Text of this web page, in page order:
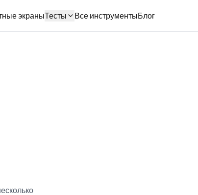
экраныТесты Все инструментыБлог